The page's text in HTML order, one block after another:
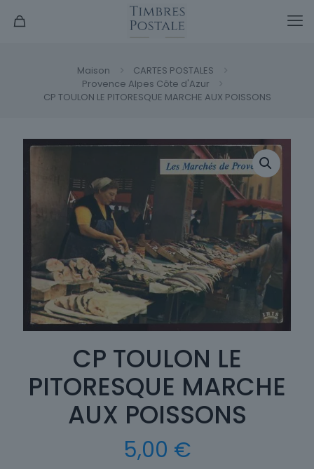
Maison
CARTES POSTALES
Provence Alpes Côte d'Azur
CP TOULON LE PITORESQUE MARCHE AUX POISSONS
CP TOULON LE
PITORESQUE MARCHE
AUX POISSONS
5,00 €